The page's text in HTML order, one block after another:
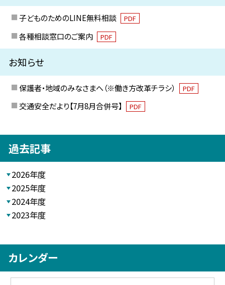
子どものためのLINE無料相談 PDF
各種相談窓口のご案内 PDF
お知らせ
保護者・地域のみなさまへ（※働き方改革チラシ） PDF
交通安全だより【7月8月合併号】 PDF
過去記事
2026年度
2025年度
2024年度
2023年度
カレンダー